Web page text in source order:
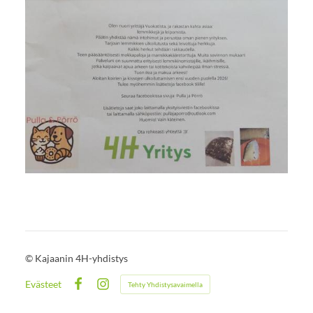
© Kajaanin 4H-yhdistys
Evästeet
Instagram
Tehty Yhdistysavaimella